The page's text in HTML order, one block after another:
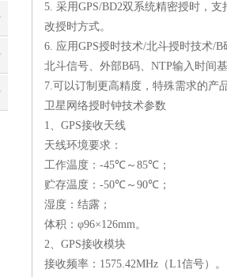
5. 采用GPS/BD2双系统精密授时，支
改授时方式。
6. 应用GPS授时技术/北斗授时技术/B
北斗信号、外部B码、 NTP输入时间
7.可以订制更高精度，特殊需求的产品
卫星网络授时钟技术参数
1、 GPS接收天线
天线环境要求：
工作温度： -45℃～ 85℃；
贮存温度： -50℃～ 90℃；
湿度：结露；
体积：φ96×126mm。
2、 GPS接收模块
接收频率： 1575.42MHz （L1信号）。